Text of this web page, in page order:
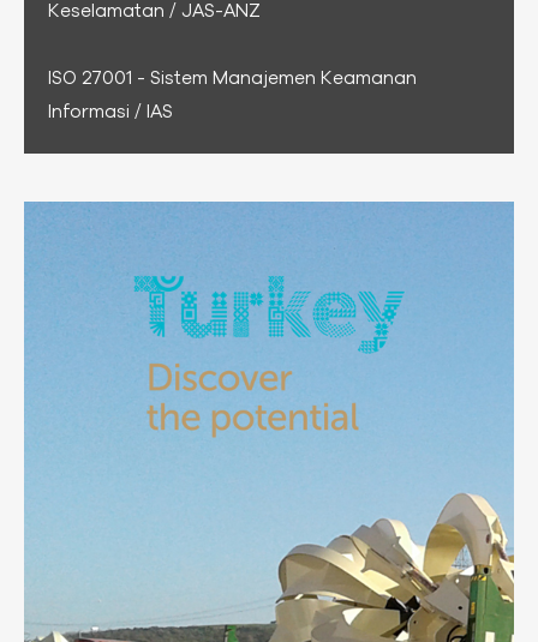
Keselamatan / JAS-ANZ
ISO 27001 - Sistem Manajemen Keamanan
Informasi / IAS